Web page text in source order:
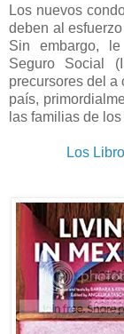
Los nuevos
deben al
Sin embargo,
Seguro Social
precursores del a
país,
las familias de
Los